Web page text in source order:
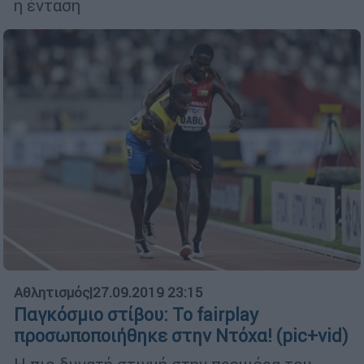
η ένταση
Αθλητισμός|27.09.2019 23:15
Παγκόσμιο στίβου: Το fairplay
προσωποποιήθηκε στην Ντόχα! (pic+vid)